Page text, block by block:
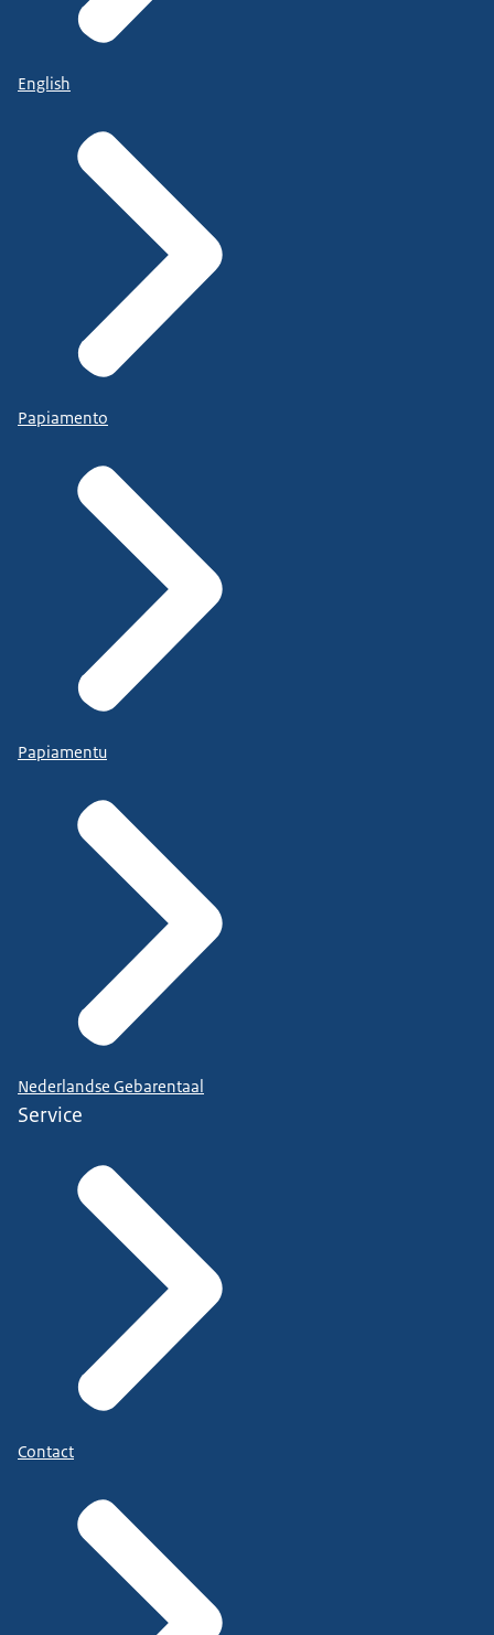
English
Papiamento
Papiamentu
Nederlandse Gebarentaal
Service
Contact